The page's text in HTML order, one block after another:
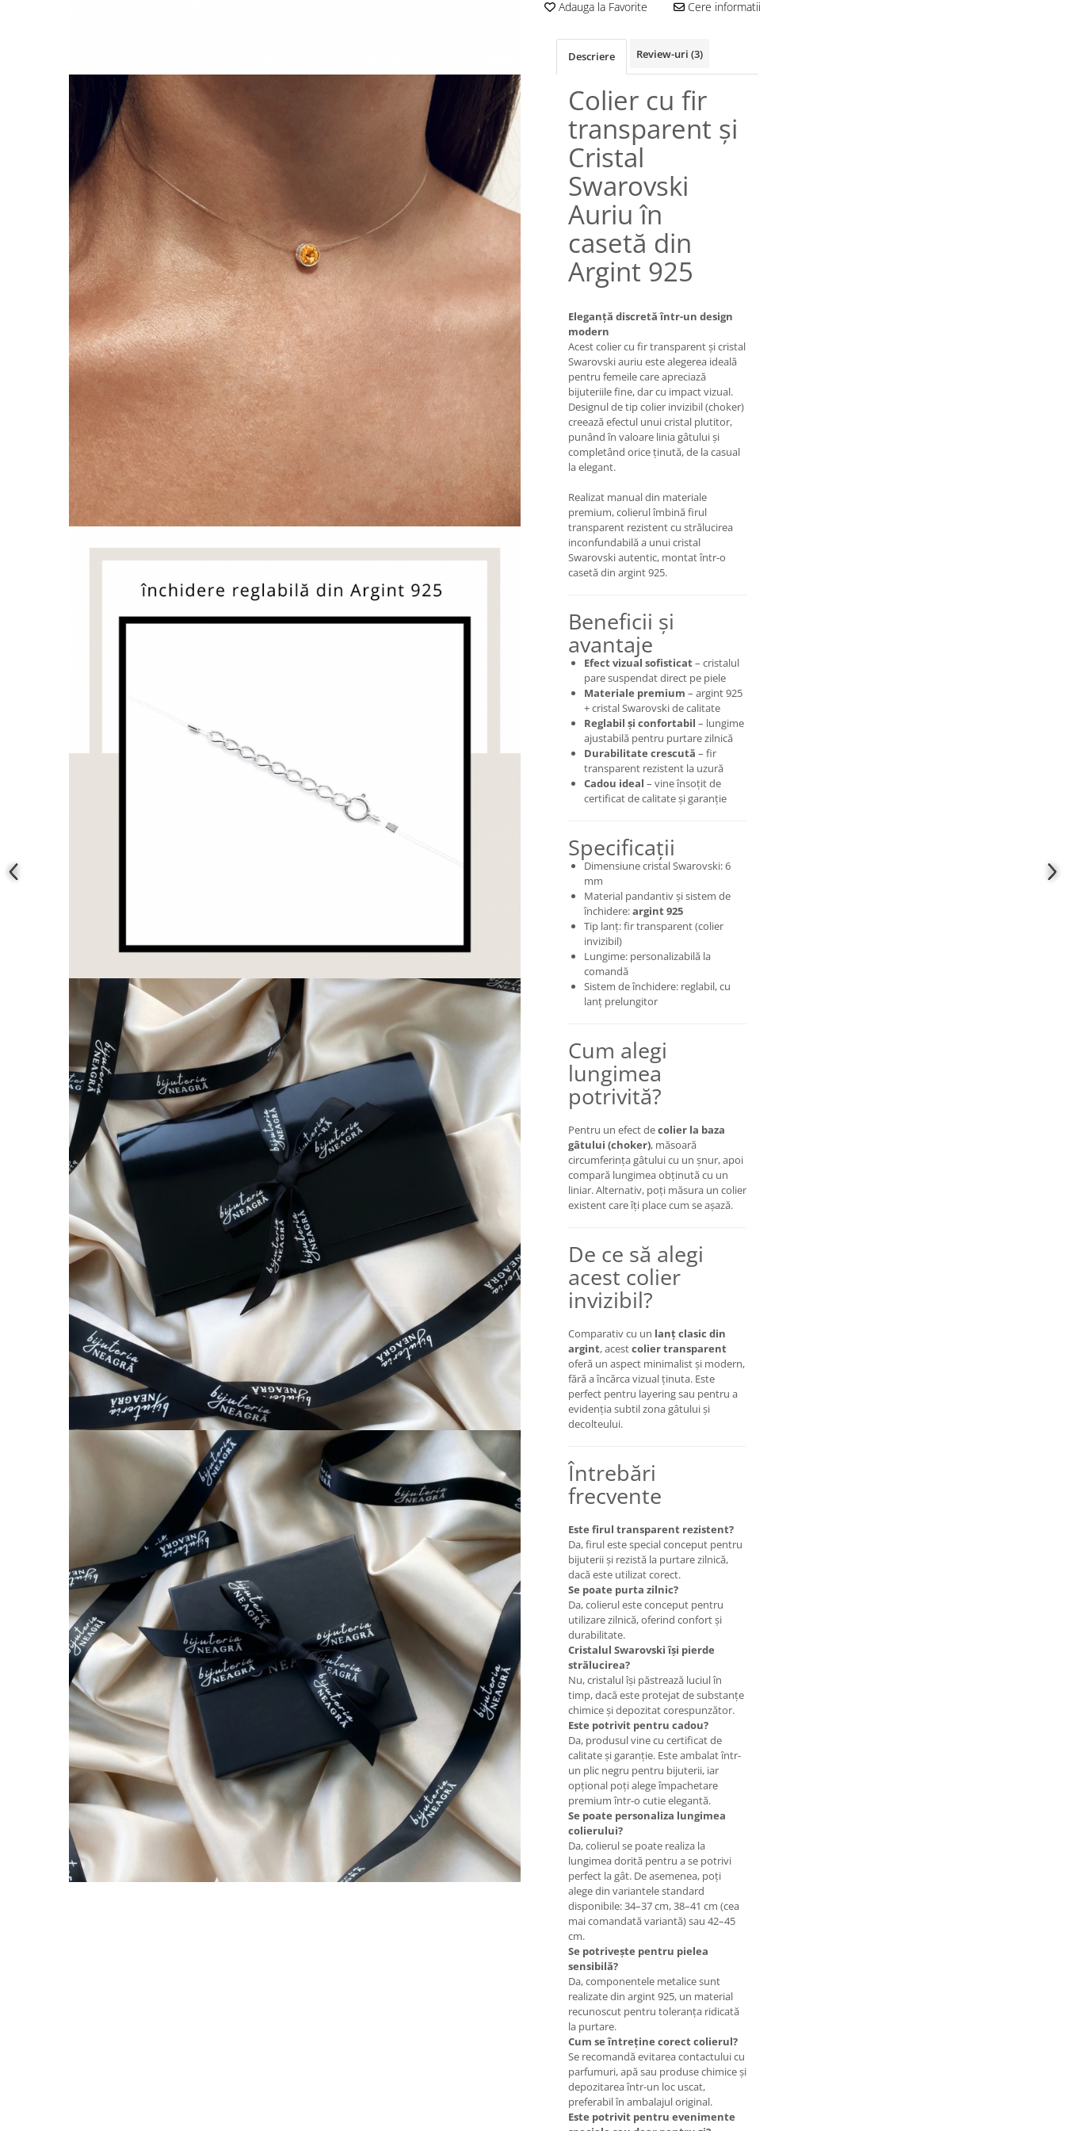
Lănțișoare cu Pietre Naturale
Lănțișoare Argint Diverse
COLIERE CU PERLE
Coliere cu Perle Naturale
Coliere cu Perle Preciosa
COLIERE ȘNUR REGLABIL
Coliere cu Inimioare
Coliere cu Cruce
Coliere cu Stea
Coliere cu Soare
Coliere cu Semilună
Coliere cu Zodii
Coliere cu Flori
Coliere cu Animale
BRĂȚĂRI CU ȘNUR REGLABIL
Brățări din Aur cu șnur reglabil
Brățări din Argint cu șnur reglabil
BRĂȚĂRI CU PIETRE SEMIPREȚIOASE
Brățări din Aur cu pietre
Adauga la Favorite Cere informatii
Descriere Review-uri (3)
Colier cu fir
transparent și
Cristal
Swarovski
Auriu în
casetă din
Argint 925
Eleganță discretă într-un design
modern
Acest colier cu fir transparent și cristal
Swarovski auriu este alegerea ideală
pentru femeile care apreciază
bijuteriile fine, dar cu impact vizual.
Designul de tip colier invizibil (choker)
creează efectul unui cristal plutitor,
punând în valoare linia gâtului și
completând orice ținută, de la casual
la elegant.
Realizat manual din materiale
premium, colierul îmbină firul
transparent rezistent cu strălucirea
inconfundabilă a unui cristal
Swarovski autentic, montat într-o
casetă din argint 925.
Beneficii și
avantaje
Efect vizual sofisticat– cristalul
pare suspendat direct pe piele
Materiale premium – argint 925
+ cristal Swarovski de calitate
Reglabil și confortabil – lungime
ajustabilă pentru purtare zilnică
Durabilitate crescută – fir
transparent rezistent la uzură
Cadou ideal – vine însoțit de
certificat de calitate și garanție
Specificații
Dimensiune cristal Swarovski: 6
mm
Material pandantiv și sistem de
închidere:argint 925
Tip lanț: fir transparent (colier
invizibil)
Lungime: personalizabilă la
comandă
Sistem de închidere: reglabil, cu
lanț prelungitor
Cum alegi
lungimea
potrivită?
Pentru un efect decolier la baza
gâtului (choker), măsoară
circumferința gâtului cu un șnur, apoi
compară lungimea obținută cu un
liniar. Alternativ, poți măsura un colier
existent care îți place cum se așază.
De ce să alegi
acest colier
invizibil?
Comparativ cu un lanț clasic din
argint, acestcolier transparent
oferă un aspect minimalist și modern,
fără a încărca vizual ținuta. Este
perfect pentru layering sau pentru a
evidenția subtil zona gâtului și
decolteului.
Întrebări
frecvente
Este firul transparent rezistent?
Da, firul este special conceput pentru
bijuterii și rezistă la purtare zilnică,
dacă este utilizat corect.
Se poate purta zilnic?
Da, colierul este conceput pentru
utilizare zilnică, oferind confort și
durabilitate.
Cristalul Swarovski își pierde
strălucirea?
Nu, cristalul își păstrează luciul în
timp, dacă este protejat de substanțe
chimice și depozitat corespunzător.
Este potrivit pentru cadou?
Da, produsul vine cu certificat de
calitate și garanție. Este ambalat într-
un plic negru pentru bijuterii, iar
opțional poți alege împachetare
premium într-o cutie elegantă.
Se poate personaliza lungimea
colierului?
Da, colierul se poate realiza la
lungimea dorită pentru a se potrivi
perfect la gât. De asemenea, poți
alege din variantele standard
disponibile: 34–37 cm, 38–41 cm (cea
mai comandată variantă) sau 42–45
cm.
Se potrivește pentru pielea
sensibilă?
Da, componentele metalice sunt
realizate din argint 925, un material
recunoscut pentru toleranța ridicată
la purtare.
Cum se întreține corect colierul?
Se recomandă evitarea contactului cu
parfumuri, apă sau produse chimice și
depozitarea într-un loc uscat,
preferabil în ambalajul original.
Este potrivit pentru evenimente